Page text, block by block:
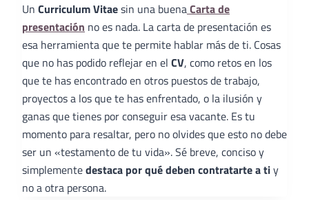
Un Curriculum Vitaesin una buenaCarta de
presentación no es nada. La carta de presentación es
esa herramienta que te permite hablar más de ti. Cosas
que no has podido reflejar en el CV, como retos en los
que te has encontrado en otros puestos de trabajo,
proyectos a los que te has enfrentado, o la ilusión y
ganas que tienes por conseguir esa vacante. Es tu
momento para resaltar, pero no olvides que esto no debe
ser un «testamento de tu vida». Sé breve, conciso y
simplementedestaca por qué deben contratarte a tiy
no a otra persona.